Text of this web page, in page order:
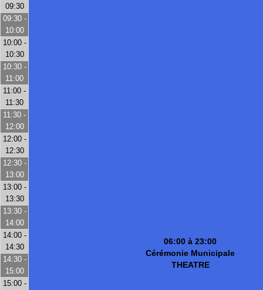
06:00 à 23:00
Cérémonie Municipale
THEATRE
09:30
09:30 -
10:00
10:00 -
10:30
10:30 -
11:00
11:00 -
11:30
11:30 -
12:00
12:00 -
12:30
12:30 -
13:00
13:00 -
13:30
13:30 -
14:00
14:00 -
14:30
14:30 -
15:00
15:00 -